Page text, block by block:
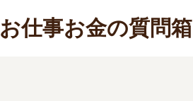
お仕事お金の質問箱